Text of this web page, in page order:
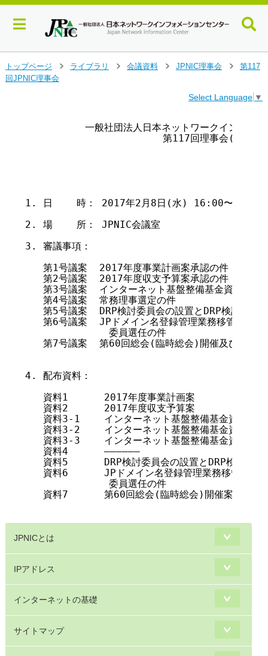
イ
トップページ
>
ライブラリ
会議資料
JPNIC理事会
第117
回JPNIC理事会
Select Language ▼
一般社団法人日本ネットワークインフォメ
第117回理事会(通常)議
1. 日    時： 2017年2月8日(水) 16:00〜18:00
2. 場    所： JPNIC会議室
3. 審議事項：
   第1号議案  2017年度事業計画案承認の件
   第2号議案  2017年度収支予算案承認の件
第3号議案  インターネット基盤整備基金資産規程
   第4号議案  常務理事選定の件
第5号議案  DRP検討委員会の設置とDRP検討委員
第6号議案  JPドメイン名登録管理業務移管契約第
              委員選任の件
第7号議案  第60回総会(臨時総会)開催及び議案
4. 配布資料：
   資料1      2017年度事業計画案
   資料2      2017年度収支予算案
資料3-1    インターネット基盤整備基金資産規程
資料3-2    インターネット基盤整備基金資産規
資料3-3    インターネット基盤整備基金資産規程
   資料4      ——————
資料5      DRP検討委員会の設置とDRP検討委員
資料6      JPドメイン名登録管理業務移管契約
              委員選任の件
   資料7      第60回総会(臨時総会)開催案
JPNICとは
IPアドレス
インターネットの基礎
サイトマップ